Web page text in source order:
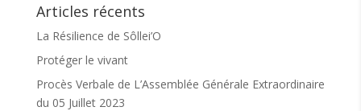
Articles récents
La Résilience de Sôllei’O
Protéger le vivant
Procès Verbale de L’Assemblée Générale Extraordinaire
du 05 Juillet 2023